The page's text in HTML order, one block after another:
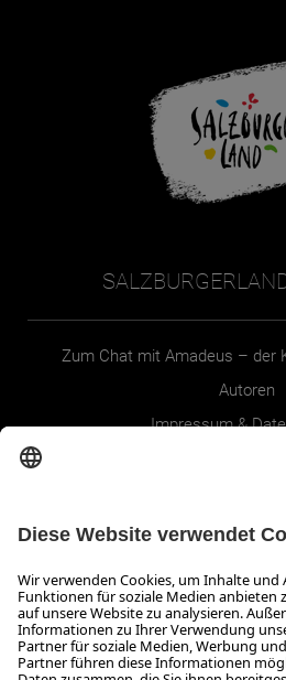
Zum Chat mit Amadeus – der
Autoren
Impressum &
Erklärung zur
Infos zum Urlaub im
Veranstaltungen im